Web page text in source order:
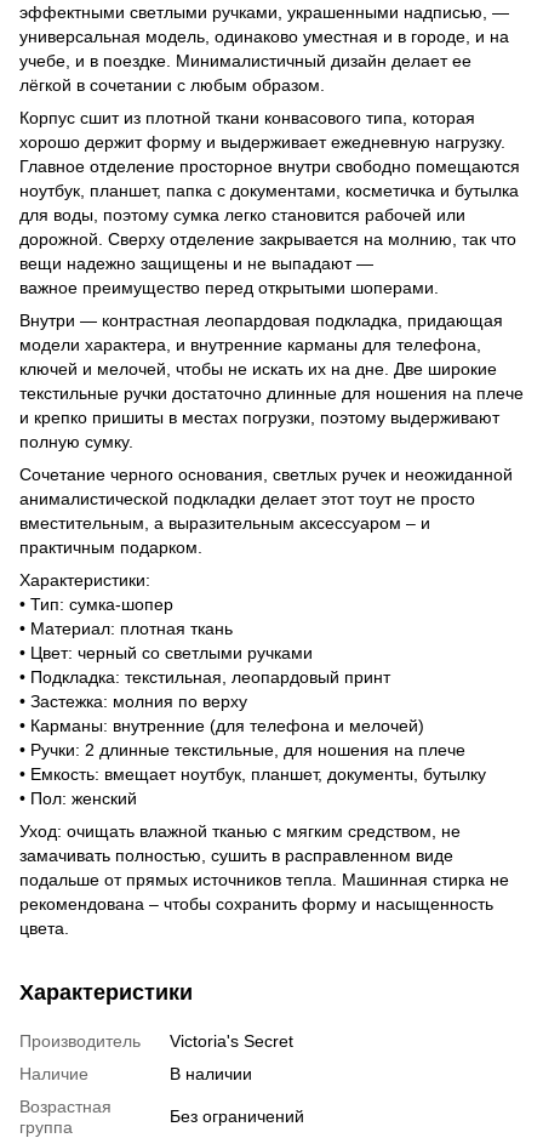
эффектными светлыми ручками, украшенными надписью, —
универсальная модель, одинаково уместная и в городе, и на
учебе, и в поездке. Минималистичный дизайн делает ее
лёгкой в ​​сочетании с любым образом.
Корпус сшит из плотной ткани конвасового типа, которая
хорошо держит форму и выдерживает ежедневную нагрузку.
Главное отделение просторное внутри свободно помещаются
ноутбук, планшет, папка с документами, косметичка и бутылка
для воды, поэтому сумка легко становится рабочей или
дорожной. Сверху отделение закрывается на молнию, так что
вещи надежно защищены и не выпадают —
важное преимущество перед открытыми шоперами.
Внутри — контрастная леопардовая подкладка, придающая
модели характера, и внутренние карманы для телефона,
ключей и мелочей, чтобы не искать их на дне. Две широкие
текстильные ручки достаточно длинные для ношения на плече
и крепко пришиты в местах погрузки, поэтому выдерживают
полную сумку.
Сочетание черного основания, светлых ручек и неожиданной
анималистической подкладки делает этот тоут не просто
вместительным, а выразительным аксессуаром – и
практичным подарком.
Характеристики:
• Тип: сумка-шопер
• Материал: плотная ткань
• Цвет: черный со светлыми ручками
• Подкладка: текстильная, леопардовый принт
• Застежка: молния по верху
• Карманы: внутренние (для телефона и мелочей)
• Ручки: 2 длинные текстильные, для ношения на плече
• Емкость: вмещает ноутбук, планшет, документы, бутылку
• Пол: женский
Уход: очищать влажной тканью с мягким средством, не
замачивать полностью, сушить в расправленном виде
подальше от прямых источников тепла. Машинная стирка не
рекомендована – чтобы сохранить форму и насыщенность
цвета.
Характеристики
Производитель
Victoria's Secret
Наличие
В наличии
Возрастная
группа
Без ограничений